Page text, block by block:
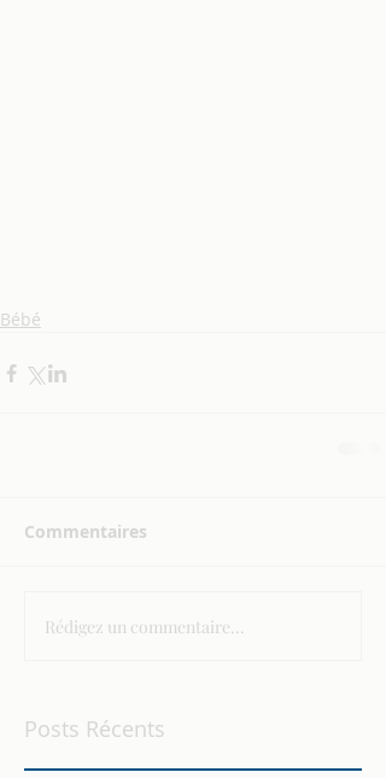
Bébé
Commentaires
Rédigez un commentaire...
Posts Récents